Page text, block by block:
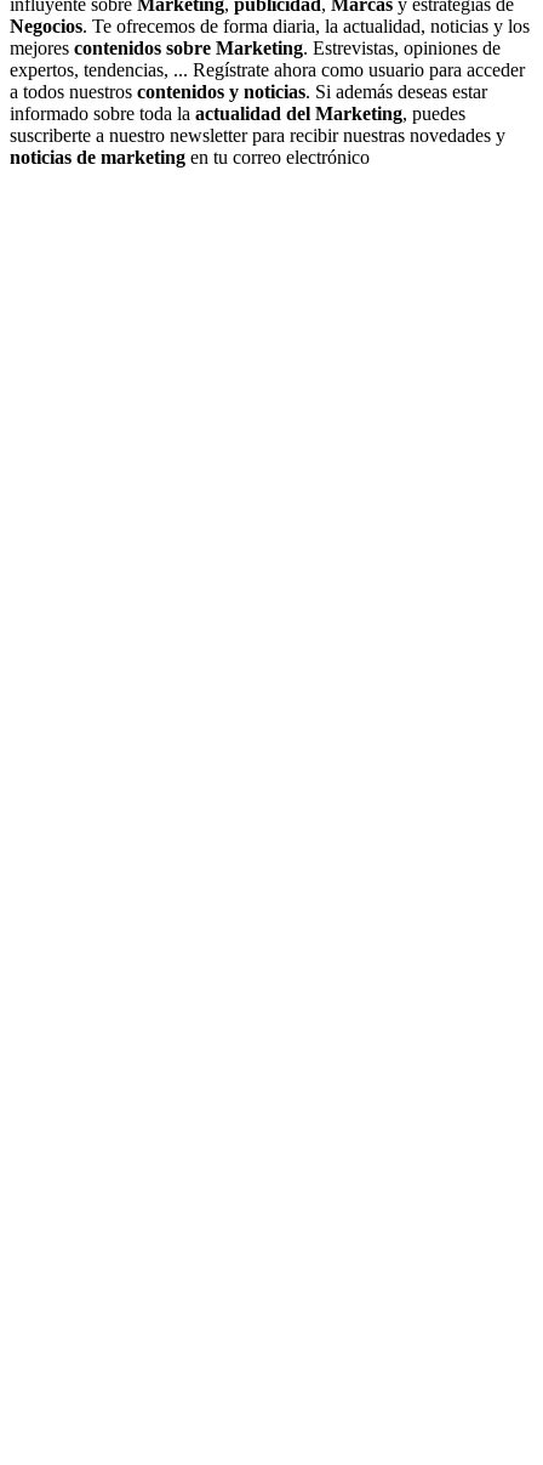
influyente sobre Marketing, publicidad , Marcas y estrategias de
Negocios. Te ofrecemos de forma diaria, la actualidad, noticias y los
mejores contenidos sobre Marketing. Estrevistas, opiniones de
expertos, tendencias, ... Regístrate ahora como usuario para acceder
a todos nuestros contenidos y noticias. Si además deseas estar
informado sobre toda la actualidad del Marketing, puedes
suscriberte a nuestro newsletter para recibir nuestras novedades y
noticias de marketing en tu correo electrónico